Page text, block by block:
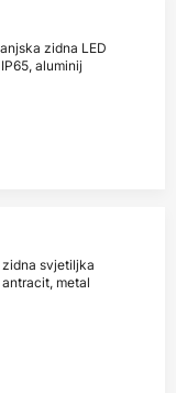
zidna LED
aluminij
svjetiljka
metal